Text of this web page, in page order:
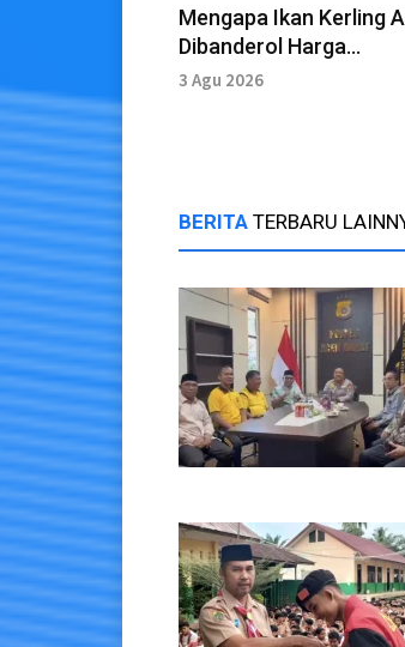
Mengapa Ikan Kerling
Dibanderol Harga
Fantastis?
3 Agu 2026
BERITA TERBARU